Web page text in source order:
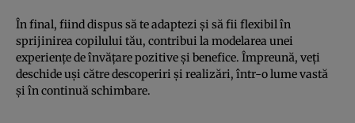
În final, fiind dispus să te adaptezi și să fii flexibil în
sprijinirea copilului tău, contribui la modelarea unei
experiențe de învățare pozitive și benefice. Împreună, veți
deschide uși către descoperiri și realizări, într-o lume vastă
și în continuă schimbare.